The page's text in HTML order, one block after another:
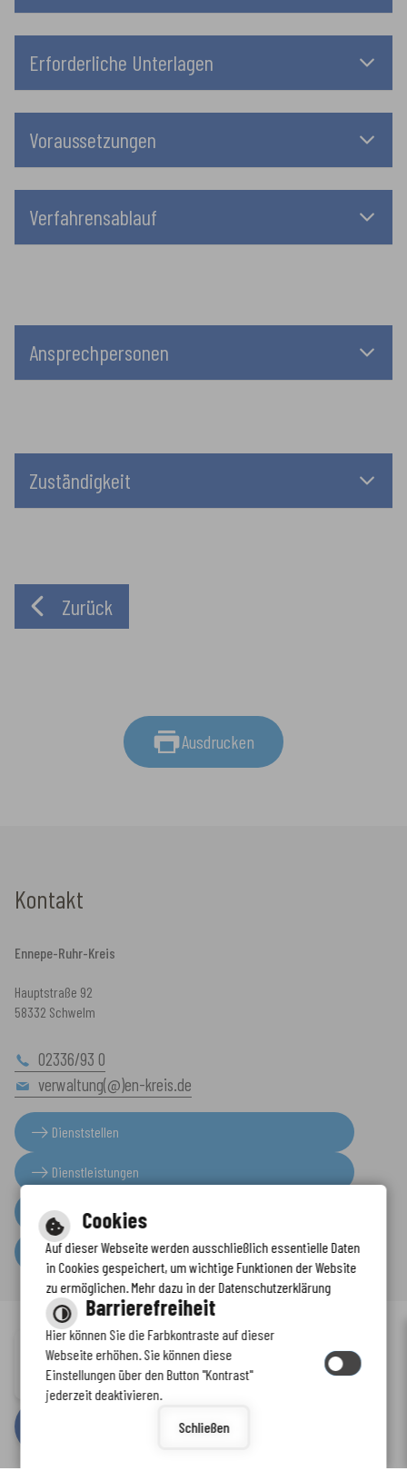
Erforderliche Unterlagen
Voraussetzungen
Verfahrensablauf
Ansprechpersonen
Zuständigkeit
Zurück
Ausdrucken
Kontakt
Ennepe-Ruhr-Kreis
Hauptstraße 92
58332 Schwelm
02336/93 0
verwaltung(@)en-kreis.de
Dienststellen
Dienstleistungen
Presseinformationen
Serviceportal
Inhalt-Impressum-Datenschutzerklärung Kontaktformular -
Barrierefreiheit
bycm citymedia GmbH
Immer auf dem neuesten Stand
www.enkreis.de möchte Ihnen Benachrichtigungen senden
Cookies
Auf dieser Webseite werden ausschließlich essentielle Daten
in Cookies gespeichert, um wichtige Funktionen der Website
zu ermöglichen. Mehr dazu in der Datenschutzerklärung
Barrierefreiheit
Hier können Sie die Farbkontraste auf dieser
Webseite erhöhen. Sie können diese
Einstellungen über den Button "Kontrast"
jederzeit deaktivieren.
Schließen